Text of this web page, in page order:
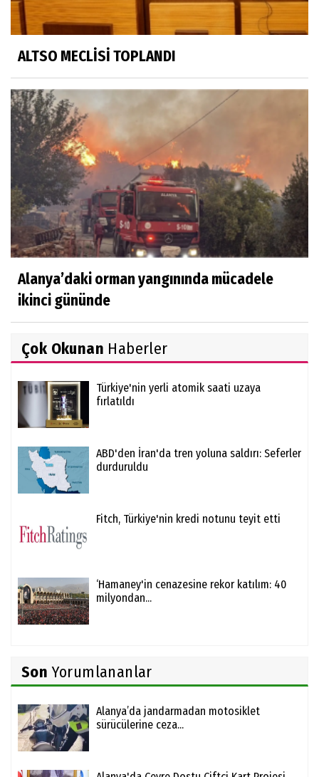
ALTSO MECLİSİ TOPLANDI
Alanya’daki orman yangınında mücadele
ikinci gününde
Çok Okunan Haberler
Türkiye'nin yerli atomik saati uzaya
fırlatıldı
ABD'den İran'da tren yoluna saldırı: Seferler
durduruldu
Fitch, Türkiye'nin kredi notunu teyit etti
‘Hamaney'in cenazesine rekor katılım: 40
milyondan...
Son Yorumlananlar
Alanya’da jandarmadan motosiklet
sürücülerine ceza...